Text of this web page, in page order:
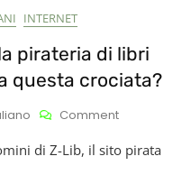
INTERNET
pirateria di libri
questa crociata?
CommentOn
Sequestro
di Z-Lib, il sito pirata